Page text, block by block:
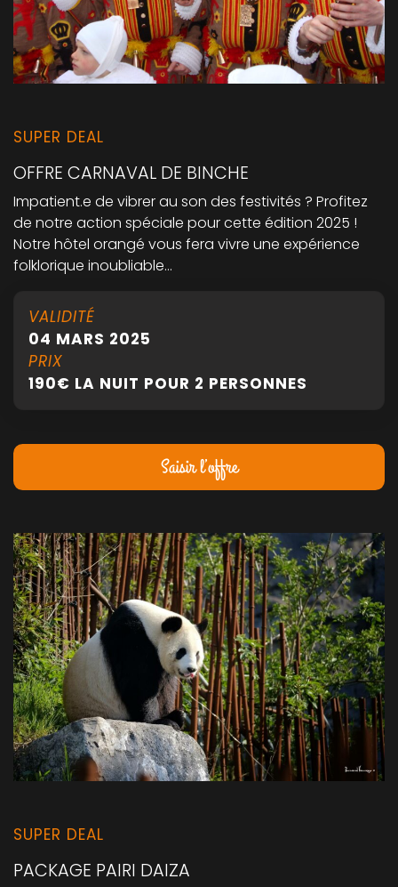
SUPER DEAL
OFFRE CARNAVAL DE BINCHE
Impatient.e de vibrer au son des festivités ? Profitez
de notre action spéciale pour cette édition 2025 !
Notre hôtel orangé vous fera vivre une expérience
folklorique inoubliable…
VALIDITÉ
04 MARS 2025
PRIX
190€ LA NUIT POUR 2 PERSONNES
Saisir l’offre
SUPER DEAL
PACKAGE PAIRI DAIZA